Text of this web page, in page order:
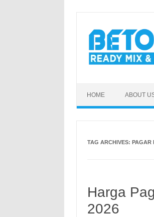
content
HOME ABOUT
TAG ARCHIVES: PAGAR
Harga
2026